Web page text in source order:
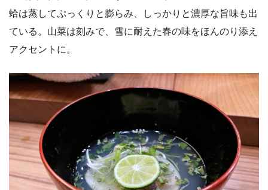
蛤は蒸してぷっくりと膨らみ、しっかりと濃厚な旨味も出
ている。山菜は刻みで、雪に耐えた春の味をほんのり添え
アクセントに。